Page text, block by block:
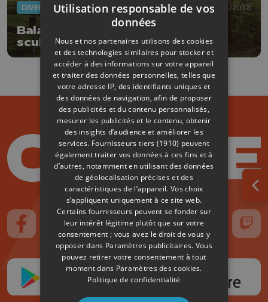
DIVERS 18/04/2018
Balade de 2km autour des
sculptures à Comblain
Suivez-nous sur FaceBook
Suivez-nous sur Instagram
Suivez-nous sur TikTokSuivez-nous sur YouTube
Suivez-nous
Utilisation responsable de vos
données
Nous et nos partenaires utilisons des cookies
et des technologies similaires pour stocker et
accéder à des informations sur votre appareil
et traiter des données personnelles, telles que
votre adresse IP, des identifiants uniques et
des données de navigation, afin de proposer
des publicités et du contenu personnalisés,
mesurer les publicités et le contenu, obtenir
des insights d’audience et améliorer les
services. Fournisseurs tiers (1910) peuvent
également traiter vos données à ces fins et à
d’autres, notamment en utilisant des données
de géolocalisation précises et des
caractéristiques de l’appareil. Vos choix
s’appliquent uniquement à ce site web.
Certains fournisseurs peuvent se fonder sur
leur intérêt légitime plutôt que sur votre
consentement ; vous avez le droit de vous y
opposer dans Paramètres publicitaires. Vous
pouvez retirer votre consentement à tout
moment dans Paramètres des cookies.
Politique de confidentialité